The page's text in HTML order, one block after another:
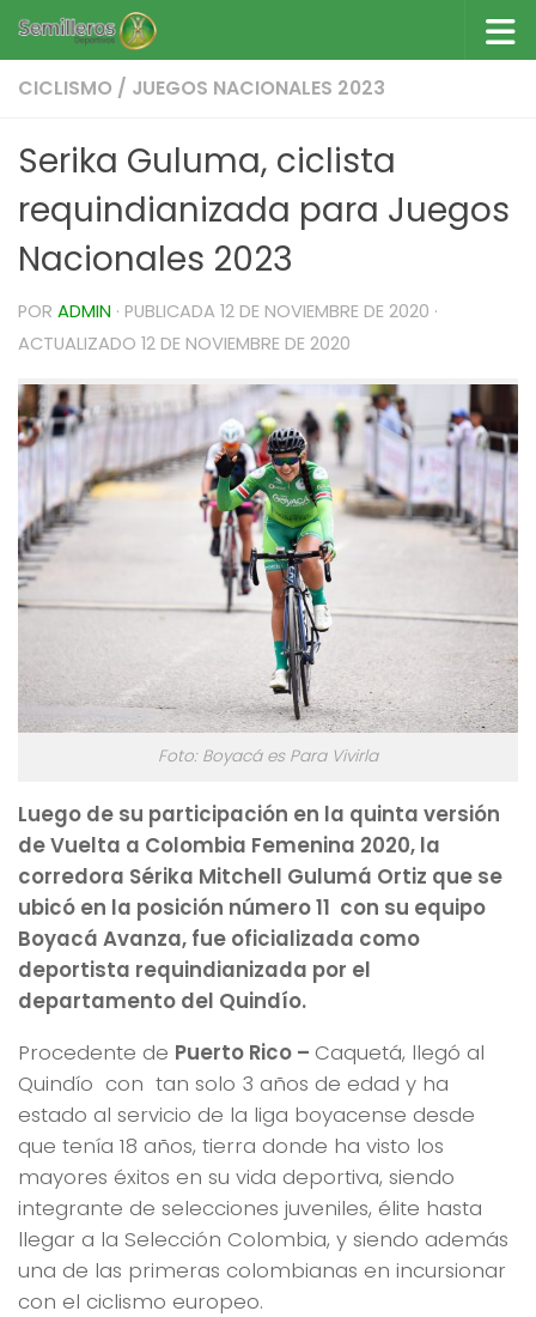
Saltar al contenido
CICLISMO / JUEGOS NACIONALES 2023
Serika Guluma, ciclista
requindianizada para Juegos
Nacionales 2023
POR ADMIN · PUBLICADA 12 DE NOVIEMBRE DE 2020 ·
ACTUALIZADO 12 DE NOVIEMBRE DE 2020
Foto: Boyacá es Para Vivirla
Luego de su participación en la quinta versión
de Vuelta a Colombia Femenina 2020, la
corredora Sérika Mitchell Gulumá Ortiz que se
ubicó en la posición número 11 con su equipo
Boyacá Avanza, fue oficializada como
deportista requindianizada por el
departamento del Quindío.
Procedente de Puerto Rico – Caquetá, llegó al
Quindío con tan solo 3 años de edad y ha
estado al servicio de la liga boyacense desde
que tenía 18 años, tierra donde ha visto los
mayores éxitos en su vida deportiva, siendo
integrante de selecciones juveniles, élite hasta
llegar a la Selección Colombia, y siendo además
una de las primeras colombianas en incursionar
con el ciclismo europeo.